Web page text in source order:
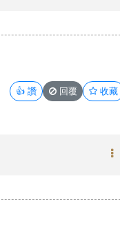
👍 讚 回覆 收藏